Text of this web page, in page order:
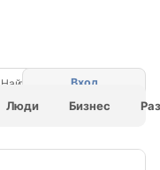
Люди Бизнес
Вход